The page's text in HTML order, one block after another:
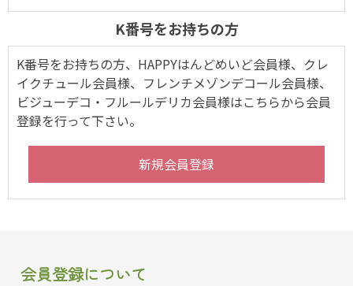
K番号をお持ちの方
K番号をお持ちの方、HAPPYはんどめいど会員様、クレ
イクチュール会員様、フレンチメゾンデコール会員様、
ビジューデコ・フルールデリカ会員様はこちらから会員
登録を行って下さい。
会員登録について